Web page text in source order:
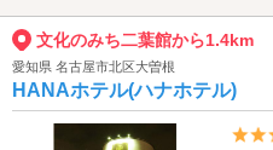
文化のみち二葉館から1.4km
愛知県 名古屋市北区大曽根
HANAホテル(ハナホテル)